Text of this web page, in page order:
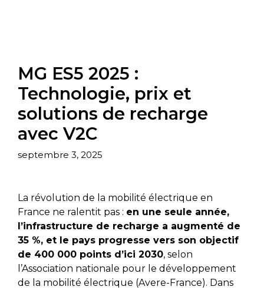
MG ES5 2025 :
Technologie, prix et
solutions de recharge
avec V2C
septembre 3, 2025
La révolution de la mobilité électrique en
France ne ralentit pas : en une seule année,
l’infrastructure de recharge a augmenté de
35 %, et le pays progresse vers son objectif
de 400 000 points d’ici 2030, selon
l’Association nationale pour le développement
de la mobilité électrique (Avere-France). Dans